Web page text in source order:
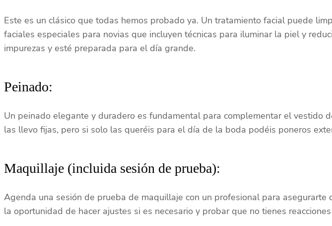
Este es un clásico que todas hemos probado ya. Un tratamiento facial puede
faciales especiales para novias que incluyen técnicas para iluminar la piel y
impurezas y esté preparada para el día grande.
Peinado:
Un peinado elegante y duradero es fundamental para complementar el vestido
las llevo fijas, pero si solo las queréis para el día de la boda podéis poneros
Maquillaje (incluida sesión de prueba):
Agenda una sesión de prueba de maquillaje con un profesional para
la oportunidad de hacer ajustes si es necesario y probar que no tienes